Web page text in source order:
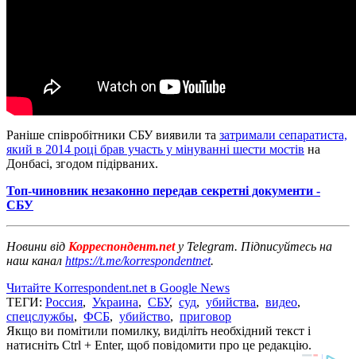
Раніше співробітники СБУ виявили та затримали сепаратиста,
який в 2014 році брав участь у мінуванні шести мостів на
Донбасі, згодом підірваних.
Топ-чиновник незаконно передав секретні документи -
СБУ
Новини від Корреспондент.net у Telegram. Підписуйтесь на
наш канал https://t.me/korrespondentnet.
Читайте Korrespondent.net в Google News
ТЕГИ: Россия, Украина, СБУ, суд, убийства, видео,
спецслужбы, ФСБ, убийство, приговор
Якщо ви помітили помилку, виділіть необхідний текст і
натисніть Ctrl + Enter, щоб повідомити про це редакцію.